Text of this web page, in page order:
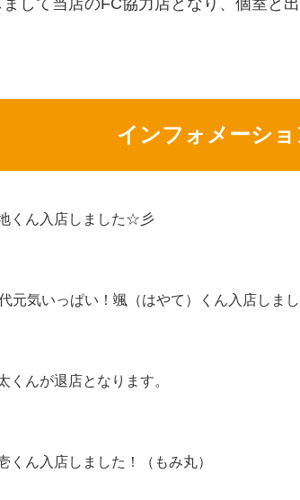
して当店のFC協力店となり、個室と
インフォメーショ
くん入店しました☆彡
元気いっぱい！颯（はやて）くん入店しまし
くんが退店となります。
くん入店しました！（もみ丸）